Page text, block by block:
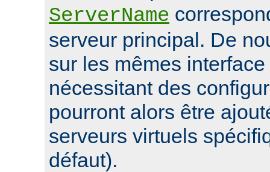
ServerName
serveur principal. De
sur les mêmes
nécessitant des
pourront alors être
serveurs virtuels
défaut).